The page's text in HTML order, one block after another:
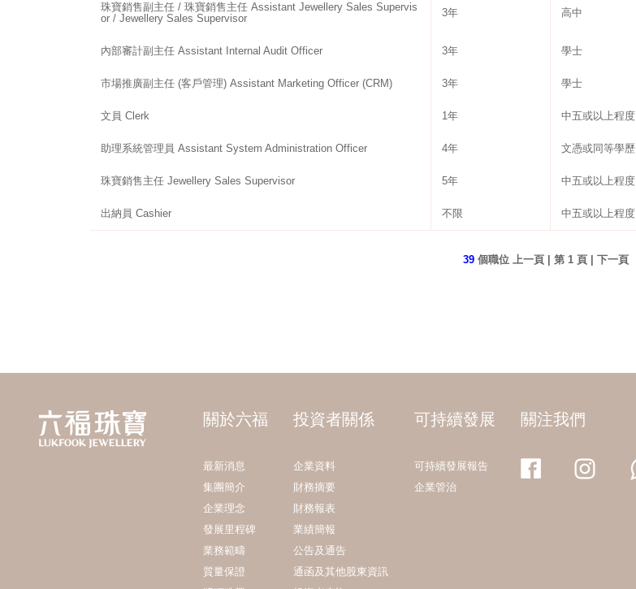
珠寶銷售副主任 / 珠寶銷售主任 Assistant Jewellery Sales Supervis
or / Jewellery Sales Supervisor
3年 高中
內部審計副主任 Assistant Internal Audit Officer 3年 學士
市場推廣副主任 (客戶管理) Assistant Marketing Officer (CRM) 3年 學士
文員 Clerk 1年 中五或以上程度
助理系統管理員 Assistant System Administration Officer 4年 文憑或同等學歷
珠寶銷售主任 Jewellery Sales Supervisor 5年 中五或以上程度
出納員 Cashier 不限 中五或以上程度
39個職位 上一頁 | 第 1頁 | 下一頁
關於六福
最新消息
集團簡介
企業理念
發展里程碑
業務範疇
質量保證
投資者關係
企業資料
財務摘要
財務報表
業績簡報
公告及通告
通函及其他股東資訊
可持續發展
可持續發展報告
企業管治
關注我們